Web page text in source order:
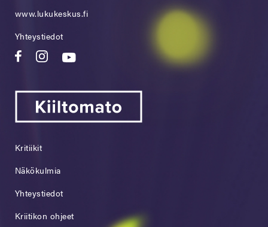
www.lukukeskus.fi
Yhteystiedot
Kritiikit
Näkökulmia
Yhteystiedot
Kriitikon ohjeet